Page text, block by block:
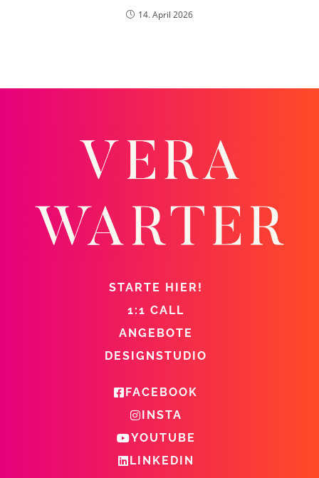
14. April 2026
STARTE HIER!
1:1 CALL
ANGEBOTE
DESIGNSTUDIO
FACEBOOK
INSTA
YOUTUBE
LINKEDIN